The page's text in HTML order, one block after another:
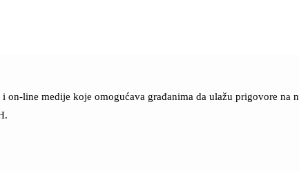
line medije koje omogućava građanima da ulažu prigovore na